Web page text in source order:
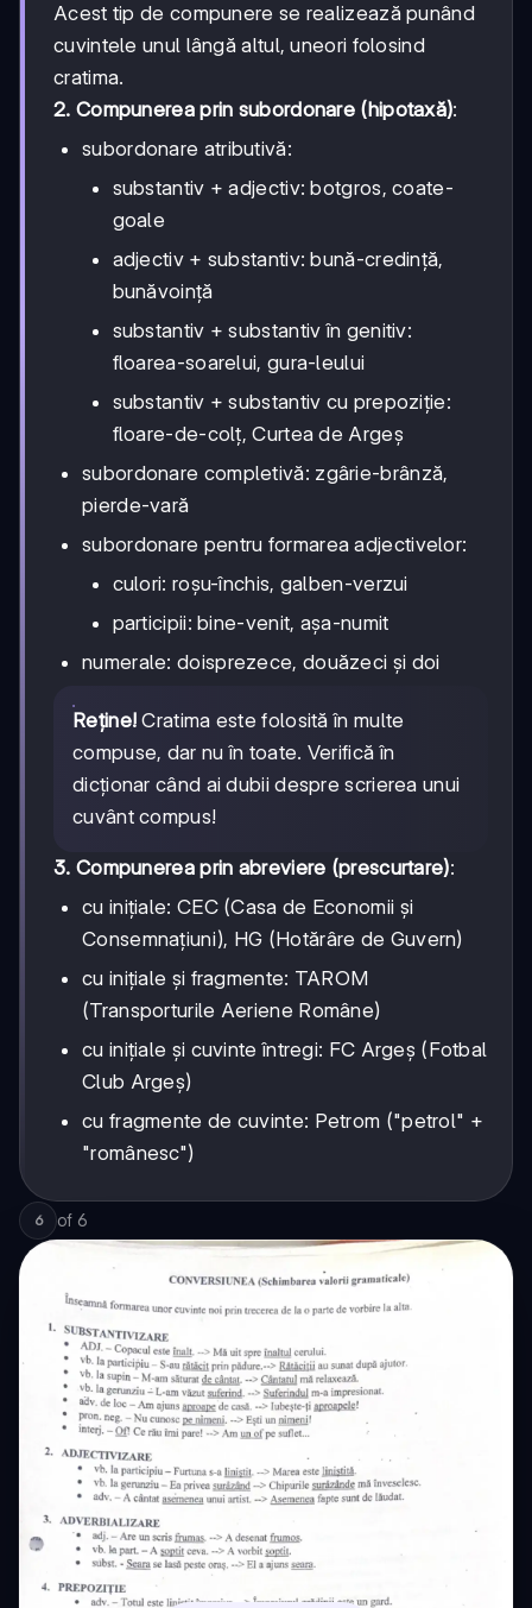
Acest tip de compunere se realizează punând
cuvintele unul lângă altul, uneori folosind
cratima.
2. Compunerea prin subordonare (hipotaxă):
subordonare atributivă:
substantiv + adjectiv: botgros, coate-
goale
adjectiv + substantiv: bună-credință,
bunăvoință
substantiv + substantiv în genitiv:
floarea-soarelui, gura-leului
substantiv + substantiv cu prepoziție:
floare-de-colț, Curtea de Argeș
subordonare completivă: zgârie-brânză,
pierde-vară
subordonare pentru formarea adjectivelor:
culori: roșu-închis, galben-verzui
participii: bine-venit, așa-numit
numerale: doisprezece, douăzeci și doi
Reține! Cratima este folosită în multe
compuse, dar nu în toate. Verifică în
dicționar când ai dubii despre scrierea unui
cuvânt compus!
3. Compunerea prin abreviere (prescurtare):
cu inițiale: CEC (Casa de Economii și
Consemnațiuni), HG (Hotărâre de Guvern)
cu inițiale și fragmente: TAROM
(Transporturile Aeriene Române)
cu inițiale și cuvinte întregi: FC Argeș (Fotbal
Club Argeș)
cu fragmente de cuvinte: Petrom ("petrol" +
"românesc")
6 of 6